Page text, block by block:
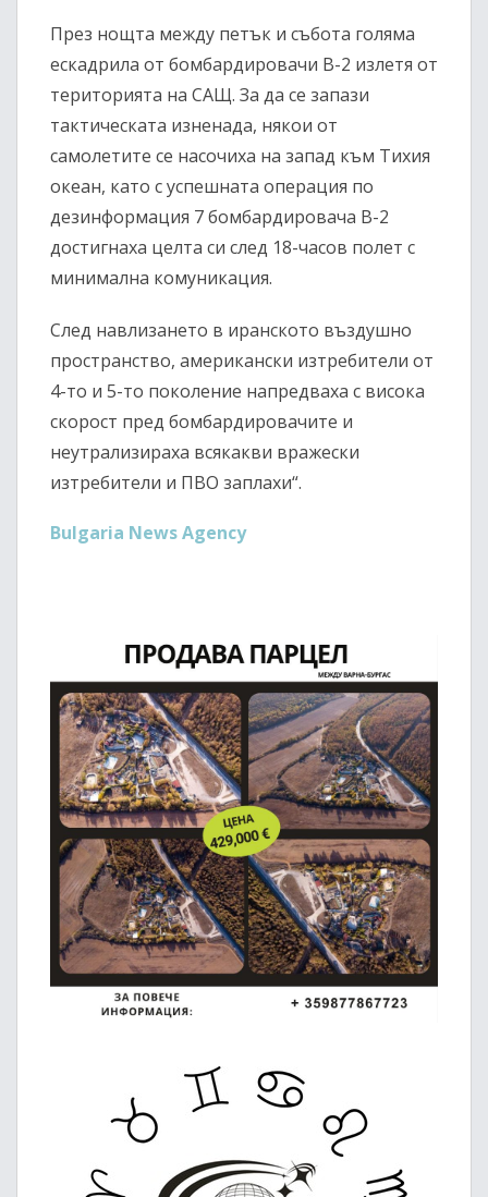
През нощта между петък и събота голяма
ескадрила от бомбардировачи B-2 излетя от
територията на САЩ. За да се запази
тактическата изненада, някои от
самолетите се насочиха на запад към Тихия
океан, като с успешната операция по
дезинформация 7 бомбардировача B-2
достигнаха целта си след 18-часов полет с
минимална комуникация.
След навлизането в иранското въздушно
пространство, американски изтребители от
4-то и 5-то поколение напредваха с висока
скорост пред бомбардировачите и
неутрализираха всякакви вражески
изтребители и ПВО заплахи“.
Bulgaria News Agency